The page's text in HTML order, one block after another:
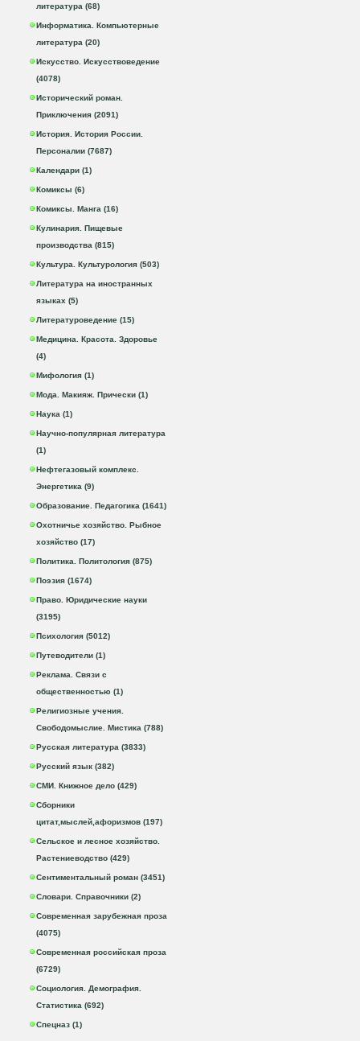
литература (68)
Информатика. Компьютерные
литература (20)
Искусство. Искусствоведение
(4078)
Исторический роман.
Приключения (2091)
История. История России.
Персоналии (7687)
Календари (1)
Комиксы (6)
Комиксы. Манга (16)
Кулинария. Пищевые
производства (815)
Культура. Культурология (503)
Литература на иностранных
языках (5)
Литературоведение (15)
Медицина. Красота. Здоровье
(4)
Мифология (1)
Мода. Макияж. Прически (1)
Наука (1)
Научно-популярная литература
(1)
Нефтегазовый комплекс.
Энергетика (9)
Образование. Педагогика (1641)
Охотничье хозяйство. Рыбное
хозяйство (17)
Политика. Политология (875)
Поэзия (1674)
Право. Юридические науки
(3195)
Психология (5012)
Путеводители (1)
Реклама. Связи с
общественностью (1)
Религиозные учения.
Свободомыслие. Мистика (788)
Русская литература (3833)
Русский язык (382)
СМИ. Книжное дело (429)
Сборники
цитат,мыслей,афоризмов (197)
Сельское и лесное хозяйство.
Растениеводство (429)
Сентиментальный роман (3451)
Словари. Справочники (2)
Современная зарубежная проза
(4075)
Современная российская проза
(6729)
Социология. Демография.
Статистика (692)
Спецназ (1)